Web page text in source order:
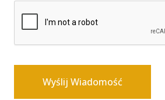
Wyślij Wiadomość